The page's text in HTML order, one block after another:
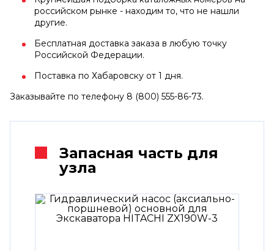
российском рынке - находим то, что не нашли
другие.
Бесплатная доставка заказа в любую точку
Российской Федерации.
Поставка по Хабаровску от 1 дня.
Заказывайте по телефону 8 (800) 555-86-73.
Запасная часть для
узла